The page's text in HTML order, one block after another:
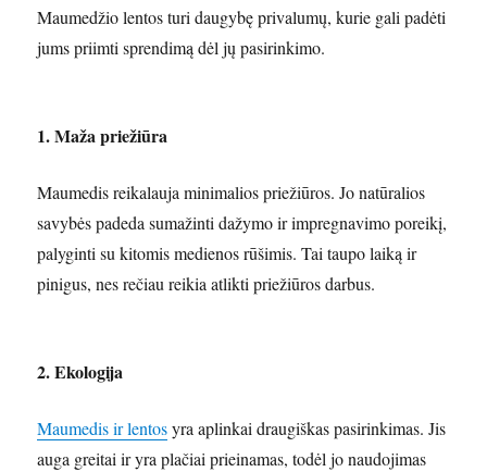
Maumedžio lentos turi daugybę privalumų, kurie gali padėti
jums priimti sprendimą dėl jų pasirinkimo.
1. Maža priežiūra
Maumedis reikalauja minimalios priežiūros. Jo natūralios
savybės padeda sumažinti dažymo ir impregnavimo poreikį,
palyginti su kitomis medienos rūšimis. Tai taupo laiką ir
pinigus, nes rečiau reikia atlikti priežiūros darbus.
2. Ekologija
Maumedis ir lentosyra aplinkai draugiškas pasirinkimas. Jis
auga greitai ir yra plačiai prieinamas, todėl jo naudojimas